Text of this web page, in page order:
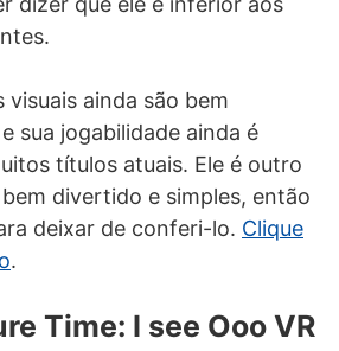
visuais ainda são bem
sua jogabilidade ainda é
títulos atuais. Ele é outro
divertido e simples, então
deixar de conferi-lo. Clique
.
Time: I see Ooo VR